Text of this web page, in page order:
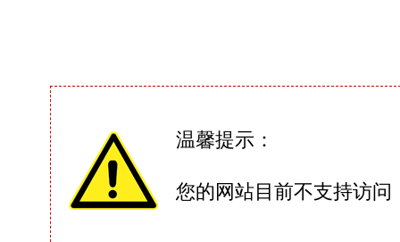
温馨提示：
您的网站目前不支持访